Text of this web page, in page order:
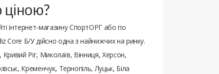
інтернет-магазину СпортОРГ або по
Core Б/У дійсно одна з найнижчих на ринку.
Ріг, Миколаїв, Вінниця, Херсон,
Кременчук, Тернопіль, Луцьк, Біла